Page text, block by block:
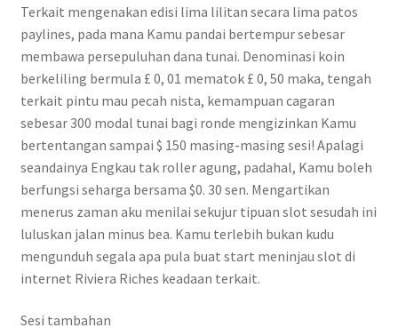
Terkait mengenakan edisi lima lilitan secara lima patos
paylines, pada mana Kamu pandai bertempur sebesar
membawa persepuluhan dana tunai. Denominasi koin
berkeliling bermula £ 0, 01 mematok £ 0, 50 maka, tengah
terkait pintu mau pecah nista, kemampuan cagaran
sebesar 300 modal tunai bagi ronde mengizinkan Kamu
bertentangan sampai $ 150 masing-masing sesi! Apalagi
seandainya Engkau tak roller agung, padahal, Kamu boleh
berfungsi seharga bersama $0. 30 sen. Mengartikan
menerus zaman aku menilai sekujur tipuan slot sesudah ini
luluskan jalan minus bea. Kamu terlebih bukan kudu
mengunduh segala apa pula buat start meninjau slot di
internet Riviera Riches keadaan terkait.
Sesi tambahan